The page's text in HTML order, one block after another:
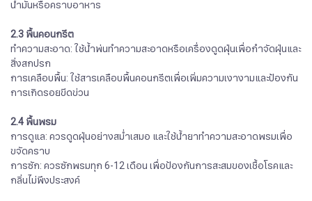
น้ำมันหรือคราบอาหาร
2.3 พื้นคอนกรีต
ทำความสะอาด: ใช้น้ำพ่นทำความสะอาดหรือเครื่องดูดฝุ่นเพื่อกำจัดฝุ่นและ
สิ่งสกปรก
การเคลือบพื้น: ใช้สารเคลือบพื้นคอนกรีตเพื่อเพิ่มความเงางามและป้องกัน
การเกิดรอยขีดข่วน
2.4 พื้นพรม
การดูแล: ควรดูดฝุ่นอย่างสม่ำเสมอ และใช้น้ำยาทำความสะอาดพรมเพื่อ
ขจัดคราบ
การซัก: ควรซักพรมทุก 6-12 เดือน เพื่อป้องกันการสะสมของเชื้อโรคและ
กลิ่นไม่พึงประสงค์